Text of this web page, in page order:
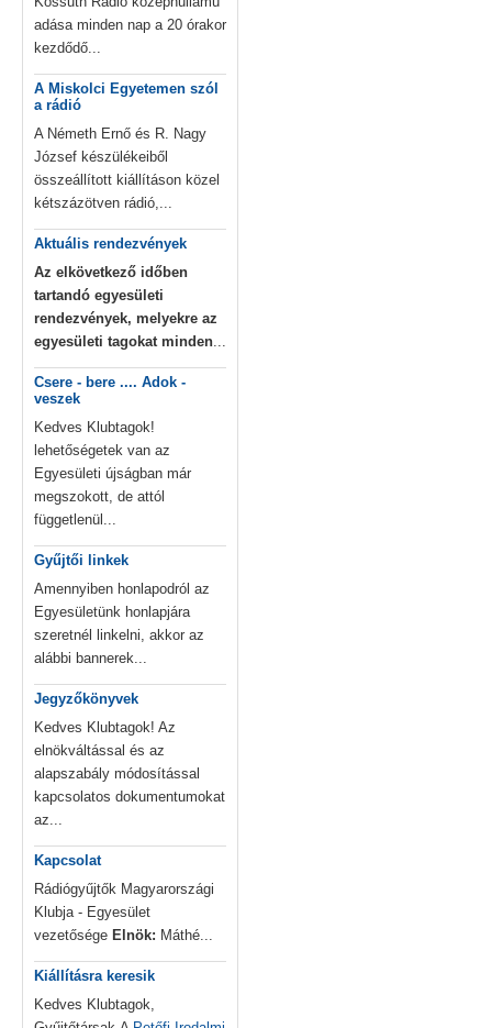
adása minden nap a 20 órakor
kezdődő...
A Miskolci Egyetemen szól
a rádió
A Németh Ernő és R. Nagy
József készülékeiből
összeállított kiállításon közel
kétszázötven rádió,...
Aktuális rendezvények
Az elkövetkező időben
tartandó egyesületi
rendezvények, melyekre az
egyesületi tagokat minden...
Csere - bere .... Adok -
veszek
Kedves Klubtagok!
lehetőségetek van az
Egyesületi újságban már
megszokott, de attól
függetlenül...
Gyűjtői linkek
Amennyiben honlapodról az
Egyesületünk honlapjára
szeretnél linkelni, akkor az
alábbi bannerek...
Jegyzőkönyvek
Kedves Klubtagok! Az
elnökváltással és az
alapszabály módosítással
kapcsolatos dokumentumokat
az...
Kapcsolat
Rádiógyűjtők Magyarországi
Klubja - Egyesület
vezetősége Elnök: Máthé...
Kiállításra keresik
Kedves Klubtagok,